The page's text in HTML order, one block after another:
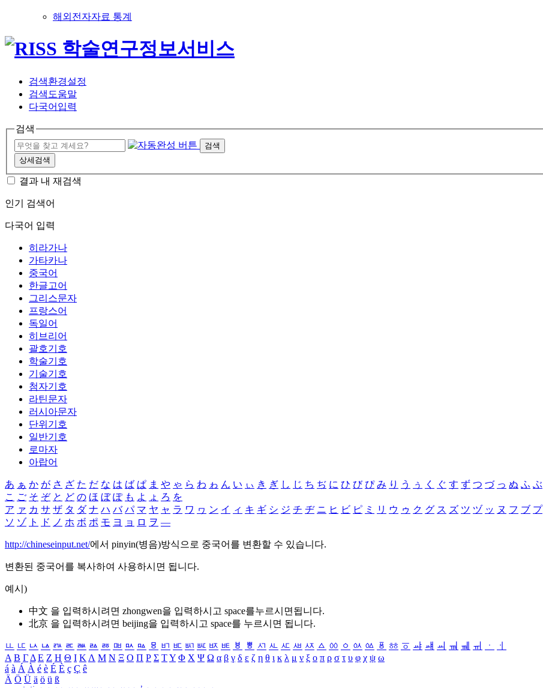
해외전자자료 통계
검색환경설정
검색도움말
다국어입력
검색
검색
상세검색
결과 내 재검색
인기 검색어
다국어 입력
히라가나
가타카나
중국어
한글고어
그리스문자
프랑스어
독일어
히브리어
괄호기호
학술기호
기술기호
첨자기호
라틴문자
러시아문자
단위기호
일반기호
로마자
아랍어
あ ぁ か が さ ざ た だ な は ば ぱ ま や ゃ ら わ ゎ ん い ぃ き ぎ し じ ち ぢ に ひ び ぴ み り う ぅ く ぐ す ず つ づ っ ぬ ふ ぶ
こ ご そ ぞ と ど の ほ ぼ ぽ も よ ょ ろ を
ア ァ カ サ ザ タ ダ ナ ハ バ パ マ ヤ ャ ラ ワ ヮ ン イ ィ キ ギ シ ジ チ ヂ ニ ヒ ビ ピ ミ リ ウ ゥ ク グ ス ズ ツ ヅ ッ ヌ フ ブ プ
ソ ゾ ト ド ノ ホ ボ ポ モ ヨ ョ ロ ヲ ―
http://chineseinput.net/에서 pinyin(병음)방식으로 중국어를 변환할 수 있습니다.
변환된 중국어를 복사하여 사용하시면 됩니다.
예시)
中文 을 입력하시려면 zhongwen을 입력하시고 space를누르시면됩니다.
北京 을 입력하시려면 beijing을 입력하시고 space를 누르시면 됩니다.
ㅥ ㅦ ㅧ ㅨ ㅩ ㅪ ㅫ ㅬ ㅭ ㅮ ㅯ ㅰ ㅱ ㅲ ㅳ ㅴ ㅵ ㅶ ㅷ ㅸ ㅹ ㅺ ㅻ ㅼ ㅽ ㅾ ㅿ ㆀ ㆁ ㆂ ㆃ ㆄ ㆅ ㆆ ㆇ ㆈ ㆉ ㆊ ㆋ ㆌ ㆍ
ㆎ
Α Β ΓΔ Ε Ζ Η Θ Ι ΚΛ Μ Ν Ξ Ο Π Ρ Σ ΤΥ Φ Χ Ψ Ω α β γ δ ε ζ η θ ι κ λ μ ν ξ ο π ρ σ τ υ φ χ ψ ω
á à Á À é è É È ç Ç ê
Ä Ö Ü ä ö ü ß